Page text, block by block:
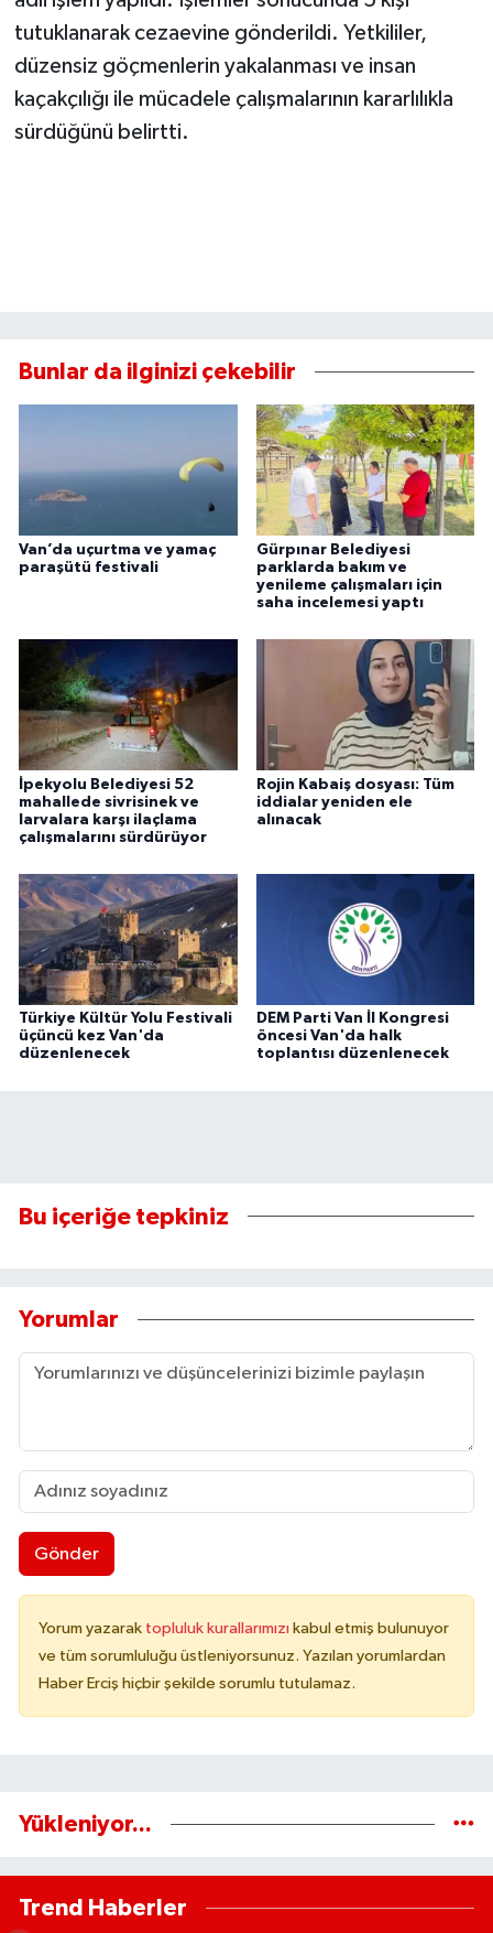
tutuklanarak cezaevine gönderildi. Yetkililer,
düzensiz göçmenlerin yakalanması ve insan
kaçakçılığı ile mücadele çalışmalarının kararlılıkla
sürdüğünü belirtti.
Bunlar da ilginizi çekebilir
Van’da uçurtma ve yamaç
paraşütü festivali
Gürpınar Belediyesi
parklarda bakım ve
yenileme çalışmaları için
saha incelemesi yaptı
İpekyolu Belediyesi 52
mahallede sivrisinek ve
larvalara karşı ilaçlama
çalışmalarını sürdürüyor
Rojin Kabaiş dosyası: Tüm
iddialar yeniden ele
alınacak
Türkiye Kültür Yolu Festivali
üçüncü kez Van'da
düzenlenecek
DEM Parti Van İl Kongresi
öncesi Van'da halk
toplantısı düzenlenecek
Bu içeriğe tepkiniz
Yorumlar
Gönder
Yorum yazarak topluluk kurallarımızı kabul etmiş bulunuyor
ve tüm sorumluluğu üstleniyorsunuz. Yazılan yorumlardan
Haber Erciş hiçbir şekilde sorumlu tutulamaz.
Yükleniyor...
Trend Haberler